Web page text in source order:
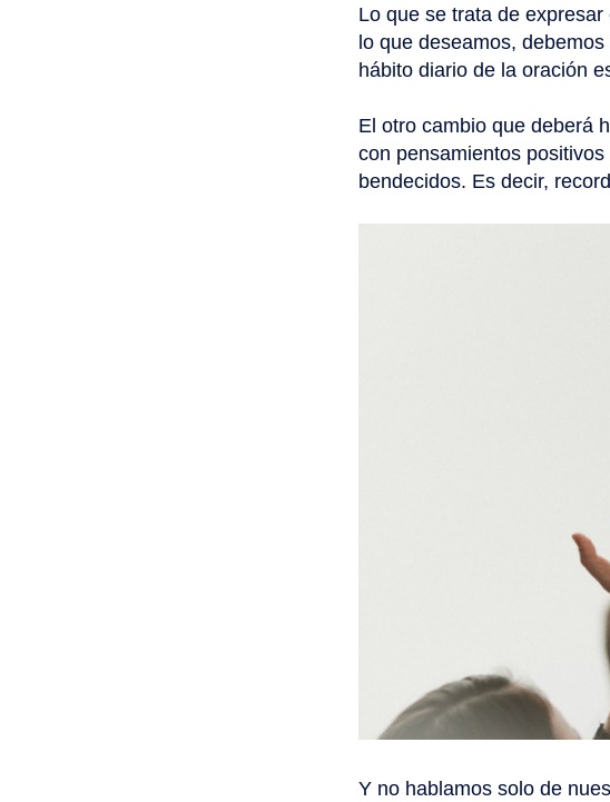
Lo que se trata de
lo que deseamos,
hábito diario de la oración
El otro cambio que deberá
con pensamientos
bendecidos. Es decir,
Y no hablamos solo de